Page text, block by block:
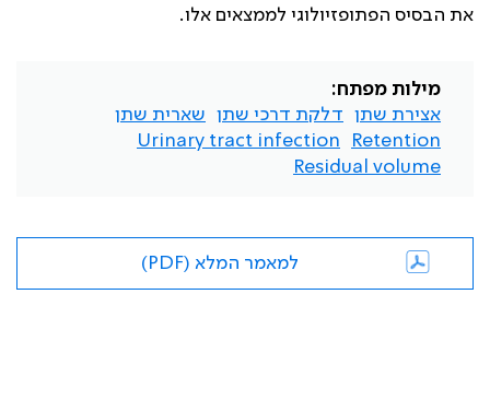
את הבסיס הפתופזיולוגי לממצאים אלו.
מילות מפתח:
אצירת שתן
דלקת דרכי שתן
שארית שתן
Retention
Urinary tract infection
Residual volume
למאמר המלא (PDF)